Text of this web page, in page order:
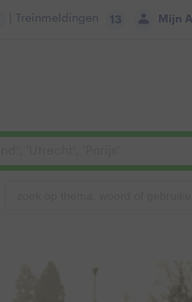
Mijn
| Treinmeldingen 13